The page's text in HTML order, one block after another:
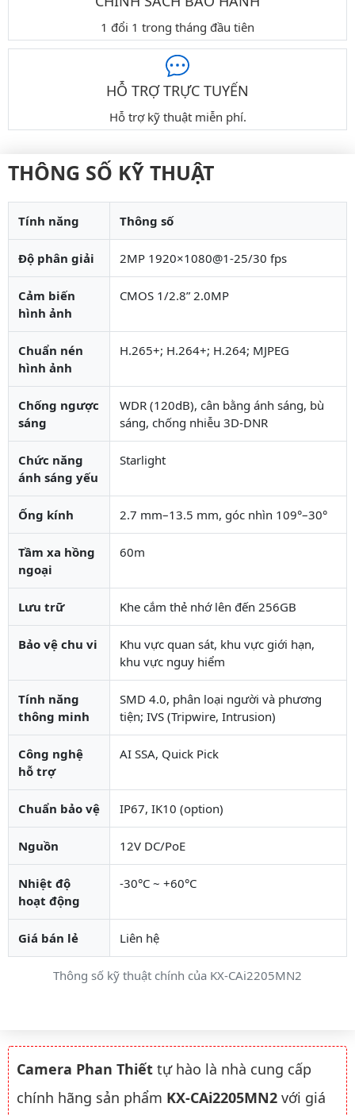
1 đổi 1 trong tháng đầu tiên
HỖ TRỢ TRỰC TUYẾN
Hỗ trợ kỹ thuật miễn phí.
THÔNG SỐ KỸ THUẬT
Thông số kỹ thuật chính của KX-CAi2205MN2
Tính năng Thông số
Độ phân giải 2MP 1920×1080@1-25/30 fps
Cảm biến
hình ảnh
CMOS 1/2.8” 2.0MP
Chuẩn nén
hình ảnh
H.265+; H.264+; H.264; MJPEG
Chống ngược
sáng
WDR (120dB), cân bằng ánh sáng, bù
sáng, chống nhiễu 3D-DNR
Chức năng
ánh sáng yếu
Starlight
Ống kính 2.7 mm–13.5 mm, góc nhìn 109°–30°
Tầm xa hồng
ngoại
60m
Lưu trữ Khe cắm thẻ nhớ lên đến 256GB
Bảo vệ chu vi
Khu vực quan sát, khu vực giới hạn,
khu vực nguy hiểm
Tính năng
thông minh
SMD 4.0, phân loại người và phương
tiện; IVS (Tripwire, Intrusion)
Công nghệ
hỗ trợ
AI SSA, Quick Pick
Chuẩn bảo vệ IP67, IK10 (option)
Nguồn 12V DC/PoE
Nhiệt độ
hoạt động
-30°C ~ +60°C
Giá bán lẻ Liên hệ
Camera Phan Thiết tự hào là nhà cung cấp
chính hãng sản phẩm KX-CAi2205MN2 với giá